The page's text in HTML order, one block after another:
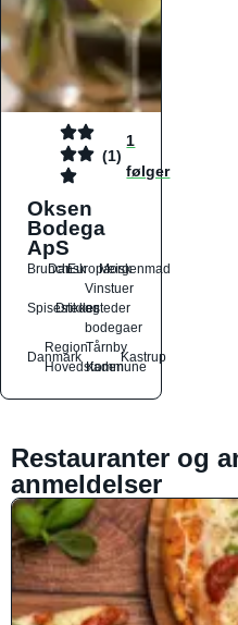
(1)
1
følger
Oksen
Bodega
ApS
Brunch
DanskEuropæiskMorgenmad
Spisesteder
Drikkesteder
Vinstuer
og
bodegaer
Danmark
Region
Hovedstaden
Tårnby
Kommune
Kastrup
Restauranter og
anmeldelser